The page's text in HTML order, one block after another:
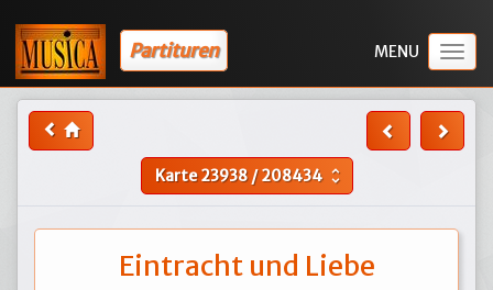
Partituren
Karte23938/208434 unfold_more
Eintracht und Liebe